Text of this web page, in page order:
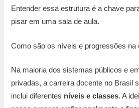
Entender essa estrutura é a chave
pisar em uma sala de aula.
Como são os níveis e progressões na
Na maioria dos sistemas públicos e
privadas, a carreira docente no Brasil
inclui diferentes níveis e classes. A